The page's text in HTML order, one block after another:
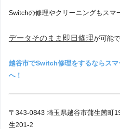
Switchの修理やクリーニングもスマ
データそのまま 即日修理が可能
越谷市でSwitch修理をするならス
へ！
〒343-0843 埼玉県越谷市蒲生茜町
生201-2